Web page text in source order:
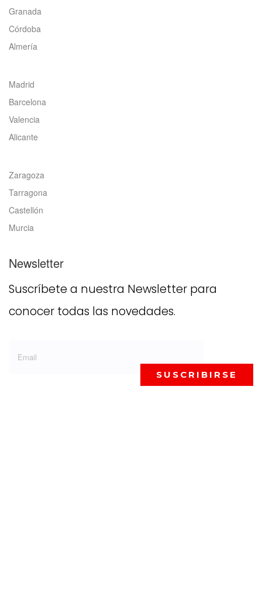
Granada
Córdoba
Almería
Madrid
Barcelona
Valencia
Alicante
Zaragoza
Tarragona
Castellón
Murcia
Newsletter
Suscríbete a nuestra Newsletter para
conocer todas las novedades.
SUSCRIBIRSE